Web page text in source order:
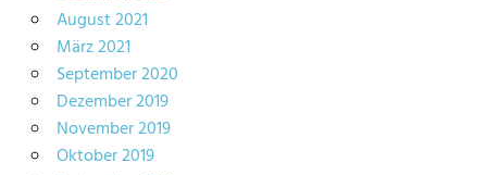
August 2021
März 2021
September 2020
Dezember 2019
November 2019
Oktober 2019